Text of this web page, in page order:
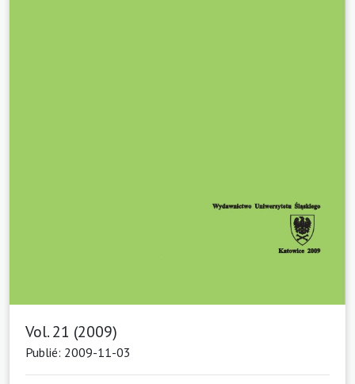
Vol. 21 (2009)
Publié: 2009-11-03